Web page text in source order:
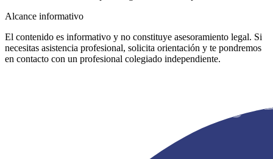
Alcance informativo
El contenido es informativo y no constituye asesoramiento legal. Si
necesitas asistencia profesional, solicita orientación y te pondremos
en contacto con un profesional colegiado independiente.